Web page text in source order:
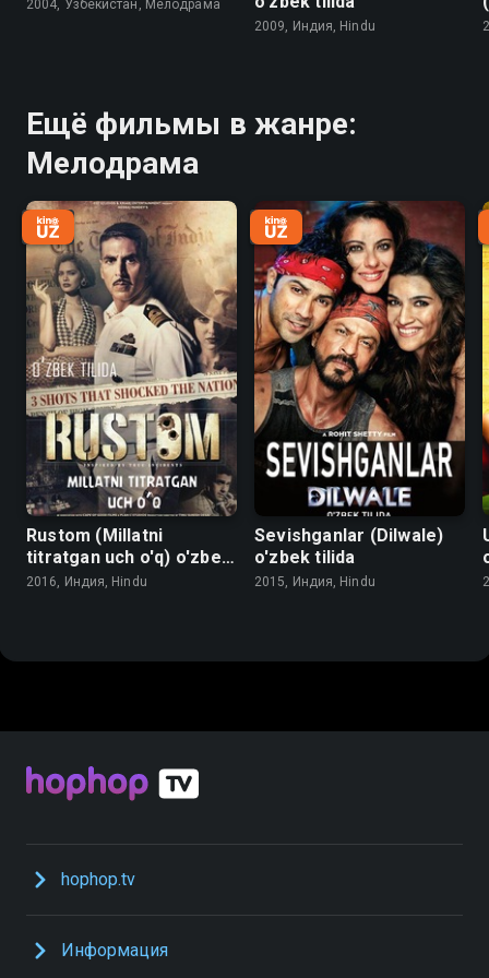
2004, Узбекистан, Мелодрама
2009, Индия, Hindu
Ещё фильмы в жанре:
Мелодрама
Rustom (Millatni
titratgan uch o'q) o'zbek
tilida
2016, Индия, Hindu
Sevishganlar (Dilwale)
o'zbek tilida
2015, Индия, Hindu
hophop.tv
Информация